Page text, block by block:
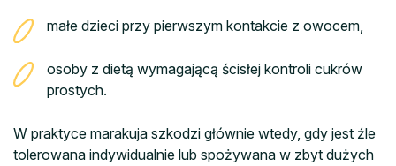
małe dzieci przy pierwszym kontakcie z owocem,
osoby z dietą wymagającą ścisłej kontroli cukrów
prostych.
W praktyce marakuja szkodzi głównie wtedy, gdy jest źle
tolerowana indywidualnie lub spożywana w zbyt dużych